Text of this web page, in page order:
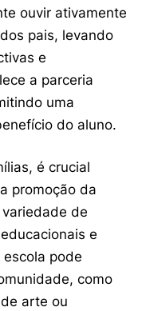
ouvir ativamente
pais, levando
e
a parceria
uma
do aluno.
é crucial
promoção da
de
e
pode
como
arte ou